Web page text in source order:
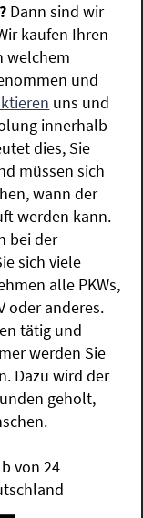
Dann sind wir
kaufen Ihren
welchem
und
uns und
innerhalb
dies, Sie
müssen sich
wann der
werden kann.
bei der
sich viele
alle PKWs,
oder anderes.
tätig und
werden Sie
Dazu wird der
geholt,
von 24